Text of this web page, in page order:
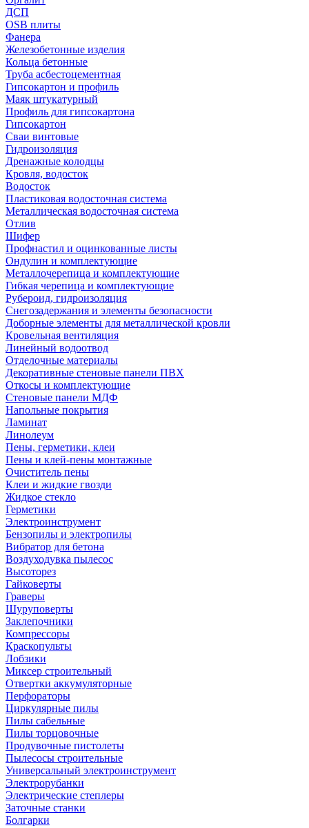
ДСП
OSB плиты
Фанера
Железобетонные изделия
Кольца бетонные
Труба асбестоцементная
Гипсокартон и профиль
Маяк штукатурный
Профиль для гипсокартона
Гипсокартон
Сваи винтовые
Гидроизоляция
Дренажные колодцы
Кровля, водосток
Водосток
Пластиковая водосточная система
Металлическая водосточная система
Отлив
Шифер
Профнастил и оцинкованные листы
Ондулин и комплектующие
Металлочерепица и комплектующие
Гибкая черепица и комплектующие
Рубероид, гидроизоляция
Снегозадержания и элементы безопасности
Доборные элементы для металлической кровли
Кровельная вентиляция
Линейный водоотвод
Отделочные материалы
Декоративные стеновые панели ПВХ
Откосы и комплектующие
Стеновые панели МДФ
Напольные покрытия
Ламинат
Линолеум
Пены, герметики, клеи
Пены и клей-пены монтажные
Очиститель пены
Клеи и жидкие гвозди
Жидкое стекло
Герметики
Электроинструмент
Бензопилы и электропилы
Вибратор для бетона
Воздуходувка пылесос
Высоторез
Гайковерты
Граверы
Шуруповерты
Заклепочники
Компрессоры
Краскопульты
Лобзики
Миксер строительный
Отвертки аккумуляторные
Перфораторы
Циркулярные пилы
Пилы сабельные
Пилы торцовочные
Продувочные пистолеты
Пылесосы строительные
Универсальный электроинструмент
Электрорубанки
Электрические степлеры
Заточные станки
Болгарки